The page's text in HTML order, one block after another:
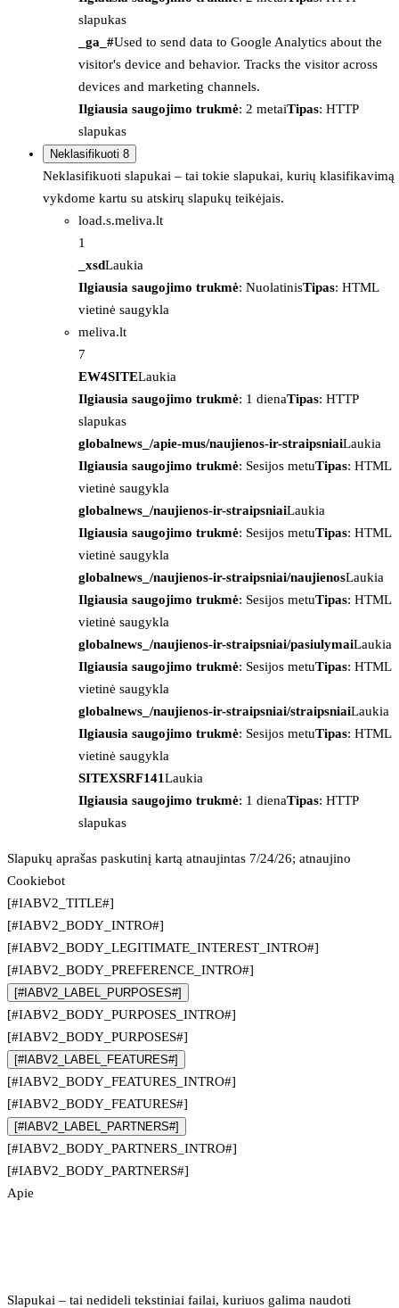
slapukas
_ga_#Used to send data to Google Analytics about the
visitor's device and behavior. Tracks the visitor across
devices and marketing channels.
Ilgiausia saugojimo trukmė: 2 metaiTipas: HTTP
slapukas
Neklasifikuoti 8
Neklasifikuoti slapukai – tai tokie slapukai, kurių klasifikavimą
vykdome kartu su atskirų slapukų teikėjais.
load.s.meliva.lt
1
_xsdLaukia
Ilgiausia saugojimo trukmė: NuolatinisTipas: HTML
vietinė saugykla
meliva.lt
7
EW4SITELaukia
Ilgiausia saugojimo trukmė: 1 dienaTipas: HTTP
slapukas
globalnews_/apie-mus/naujienos-ir-straipsniaiLaukia
Ilgiausia saugojimo trukmė: Sesijos metuTipas: HTML
vietinė saugykla
globalnews_/naujienos-ir-straipsniaiLaukia
Ilgiausia saugojimo trukmė: Sesijos metuTipas: HTML
vietinė saugykla
globalnews_/naujienos-ir-straipsniai/naujienosLaukia
Ilgiausia saugojimo trukmė: Sesijos metuTipas: HTML
vietinė saugykla
globalnews_/naujienos-ir-straipsniai/pasiulymaiLaukia
Ilgiausia saugojimo trukmė: Sesijos metuTipas: HTML
vietinė saugykla
globalnews_/naujienos-ir-straipsniai/straipsniaiLaukia
Ilgiausia saugojimo trukmė: Sesijos metuTipas: HTML
vietinė saugykla
SITEXSRF141Laukia
Ilgiausia saugojimo trukmė: 1 dienaTipas: HTTP
slapukas
Slapukų aprašas paskutinį kartą atnaujintas 7/24/26; atnaujino
Cookiebot
[#IABV2_TITLE#]
[#IABV2_BODY_INTRO#]
[#IABV2_BODY_LEGITIMATE_INTEREST_INTRO#]
[#IABV2_BODY_PREFERENCE_INTRO#]
[#IABV2_LABEL_PURPOSES#]
[#IABV2_BODY_PURPOSES_INTRO#]
[#IABV2_BODY_PURPOSES#]
[#IABV2_LABEL_FEATURES#]
[#IABV2_BODY_FEATURES_INTRO#]
[#IABV2_BODY_FEATURES#]
[#IABV2_LABEL_PARTNERS#]
[#IABV2_BODY_PARTNERS_INTRO#]
[#IABV2_BODY_PARTNERS#]
Apie
Slapukai – tai nedideli tekstiniai failai, kuriuos galima naudoti